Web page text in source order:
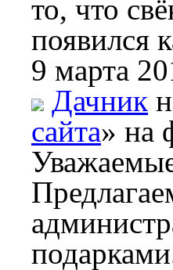
то, что
появился
9 марта
Дачник
сайта» на